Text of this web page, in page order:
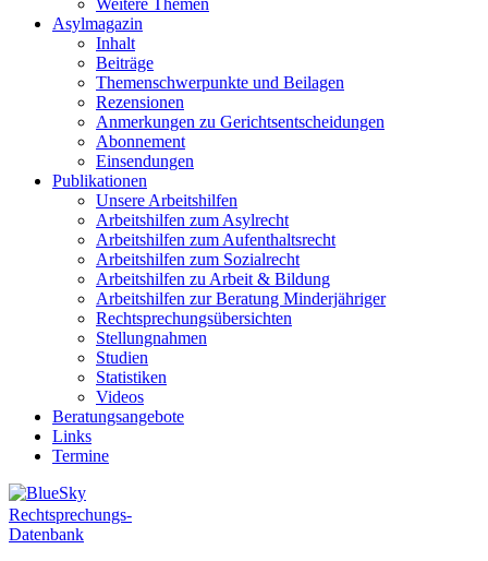
Weitere Themen
Asylmagazin
Inhalt
Beiträge
Themenschwerpunkte und Beilagen
Rezensionen
Anmerkungen zu Gerichtsentscheidungen
Abonnement
Einsendungen
Publikationen
Unsere Arbeitshilfen
Arbeitshilfen zum Asylrecht
Arbeitshilfen zum Aufenthaltsrecht
Arbeitshilfen zum Sozialrecht
Arbeitshilfen zu Arbeit & Bildung
Arbeitshilfen zur Beratung Minderjähriger
Rechtsprechungsübersichten
Stellungnahmen
Studien
Statistiken
Videos
Beratungsangebote
Links
Termine
Rechtsprechungs-
Datenbank